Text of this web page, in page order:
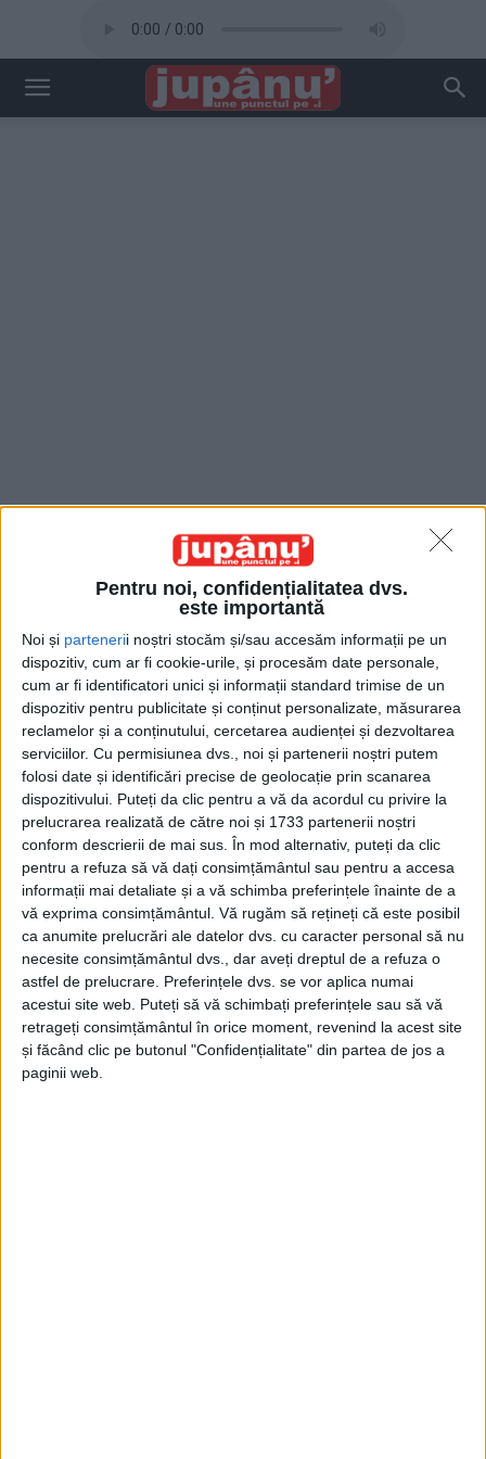
Pentru noi, confidențialitatea dvs.
este importantă
Noi și partenerii noștri stocăm și/sau accesăm informații pe un
dispozitiv, cum ar fi cookie-urile, și procesăm date personale,
cum ar fi identificatori unici și informații standard trimise de un
dispozitiv pentru publicitate și conținut personalizate, măsurarea
reclamelor și a conținutului, cercetarea audienței și dezvoltarea
serviciilor. Cu permisiunea dvs., noi și partenerii noștri putem
folosi date și identificări precise de geolocație prin scanarea
dispozitivului. Puteți da clic pentru a vă da acordul cu privire la
prelucrarea realizată de către noi și 1733 partenerii noștri
conform descrierii de mai sus. În mod alternativ, puteți da clic
pentru a refuza să vă dați consimțământul sau pentru a accesa
informații mai detaliate și a vă schimba preferințele înainte de a
vă exprima consimțământul. Vă rugăm să rețineți că este posibil
ca anumite prelucrări ale datelor dvs. cu caracter personal să nu
necesite consimțământul dvs., dar aveți dreptul de a refuza o
astfel de prelucrare. Preferințele dvs. se vor aplica numai
acestui site web. Puteți să vă schimbați preferințele sau să vă
retrageți consimțământul în orice moment, revenind la acest site
și făcând clic pe butonul "Confidențialitate" din partea de jos a
paginii web.
Acasă Etichete Cadouri
Etichetă: cadouri
Nenea Bogdan există
Jupanu - 17 decembrie 2022